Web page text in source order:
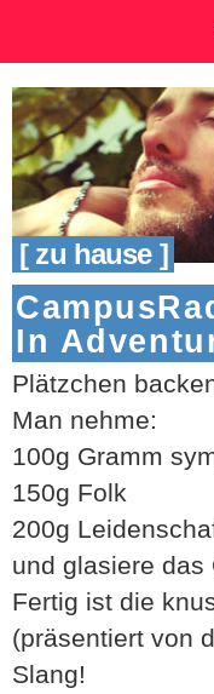
[ zu hause ]
In
Plätzchen
Man nehme:
100g Gramm
150g Folk
200g
und glasiere das
Fertig ist die
(präsentiert von
Slang!